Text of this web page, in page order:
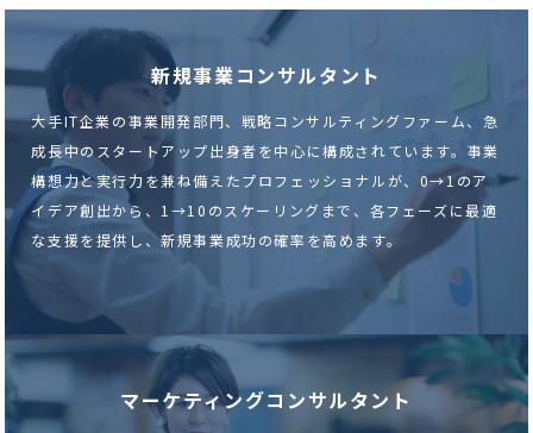
新規事業コンサルタント
大手IT企業の事業開発部門、戦略コンサルティングファーム、急
成長中のスタートアップ出身者を中心に構成されています。事業
構想力と実行力を兼ね備えたプロフェッショナルが、0→1のア
イデア創出から、1→10のスケーリングまで、各フェーズに最適
な支援を提供し、新規事業成功の確率を高めます。
マーケティングコンサルタント